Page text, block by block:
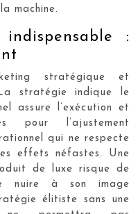
machine.
:
stratégique et
stratégie indique le
assure l’exécution et
pour l’ajustement
qui ne respecte
effets néfastes. Une
de luxe risque de
nuire à son image
élitiste sans une